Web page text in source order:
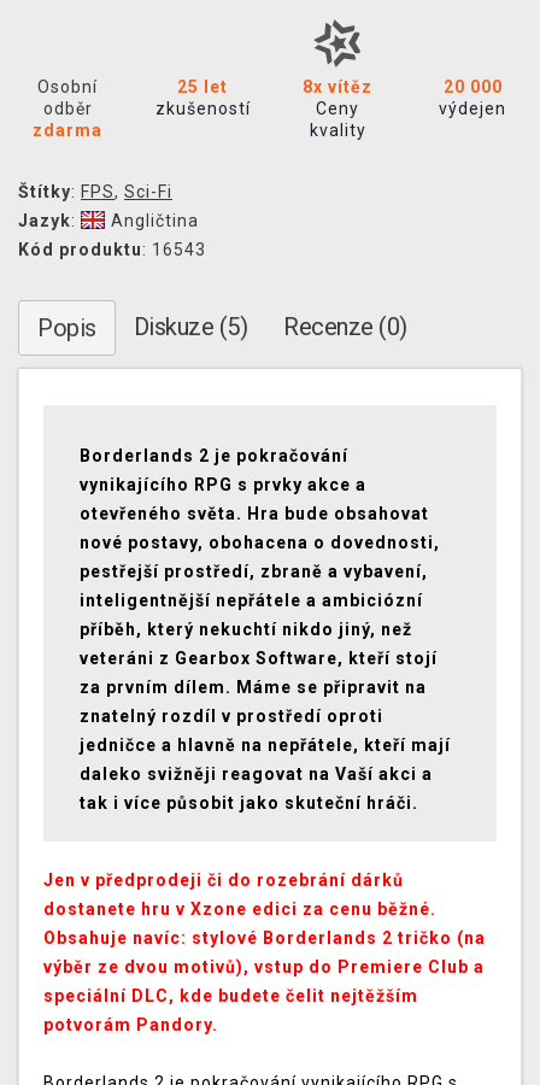
Osobní
odběr
zdarma
25 let
zkušeností
8x vítěz
Ceny
kvality
20 000
výdejen
Štítky: FPS, Sci-Fi
Jazyk:
Angličtina
Kód produktu: 16543
Popis Diskuze (5) Recenze (0)
Borderlands 2 je pokračování
vynikajícího RPG s prvky akce a
otevřeného světa. Hra bude obsahovat
nové postavy, obohacena o dovednosti,
pestřejší prostředí, zbraně a vybavení,
inteligentnější nepřátele a ambiciózní
příběh, který nekuchtí nikdo jiný, než
veteráni z Gearbox Software, kteří stojí
za prvním dílem. Máme se připravit na
znatelný rozdíl v prostředí oproti
jedničce a hlavně na nepřátele, kteří mají
daleko svižněji reagovat na Vaší akci a
tak i více působit jako skuteční hráči.
Jen v předprodeji či do rozebrání dárků
dostanete hru v Xzone edici za cenu běžné.
Obsahuje navíc: stylové Borderlands 2 tričko (na
výběr ze dvou motivů), vstup do Premiere Club a
speciální DLC, kde budete čelit nejtěžším
potvorám Pandory.